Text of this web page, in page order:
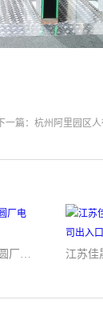
下一篇： 杭州阿里园区人
南京台积电12吋晶圆厂电动开启窗